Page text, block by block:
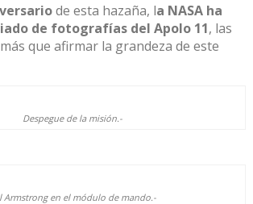
de esta hazaña, la NASA ha
de fotografías del Apolo 11, las
que afirmar la grandeza de este
Despegue de la misión.-
Armstrong en el módulo de mando.-